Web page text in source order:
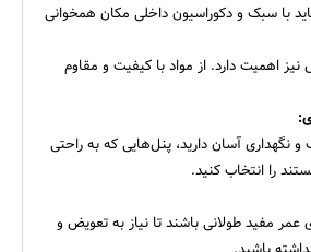
با سبک و دکوراسیون داخلی مکان همخوانی
اهمیت دارد. از مواد با کیفیت و مقاوم
و نگهداری آسان دارید، پنل‌هایی که به راحتی
را انتخاب کنید.
عمر مفید طولانی باشند تا نیاز به تعویض و